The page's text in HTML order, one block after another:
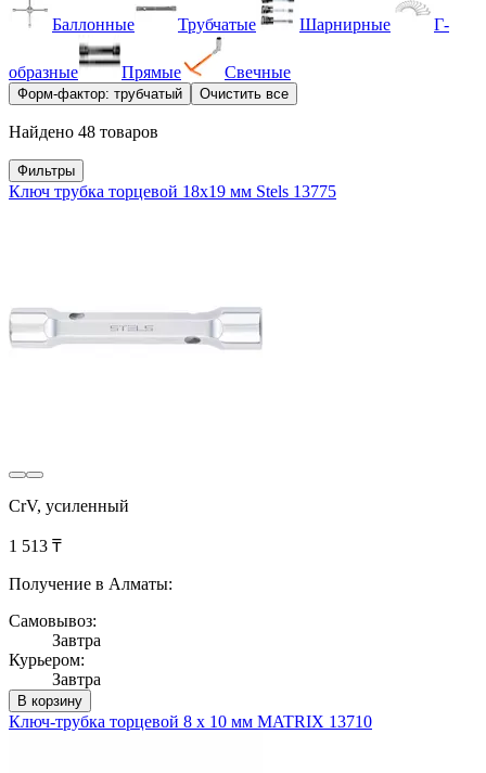
Баллонные Трубчатые Шарнирные Г-
образные Прямые Свечные
Форм-фактор: трубчатый Очистить все
Найдено 48 товаров
Фильтры
Ключ трубка торцевой 18х19 мм Stels 13775
CrV, усиленный
1 513 ₸
Получение в Алматы:
Самовывоз:
Завтра
Курьером:
Завтра
В корзину
Ключ-трубка торцевой 8 х 10 мм MATRIX 13710